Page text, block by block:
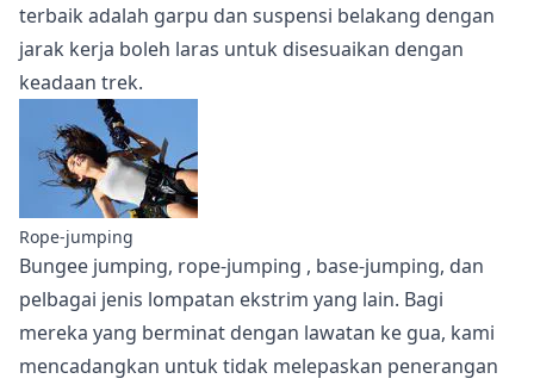
terbaik adalah garpu dan suspensi belakang dengan
jarak kerja boleh laras untuk disesuaikan dengan
keadaan trek.
Rope-jumping
Bungee jumping, rope-jumping , base-jumping, dan
pelbagai jenis lompatan ekstrim yang lain. Bagi
mereka yang berminat dengan lawatan ke gua, kami
mencadangkan untuk tidak melepaskan penerangan